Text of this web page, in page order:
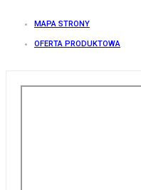
MAPA STRONY
OFERTA PRODUKTOWA